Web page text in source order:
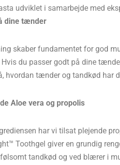
udviklet i samarbejde med
dine tænder
skaber fundamentet for god
du passer godt på dine
hvordan tænder og tandkød har
Aloe vera og propolis
har vi tilsat plejende
Toothgel giver en grundig
tandkød og ved blærer i